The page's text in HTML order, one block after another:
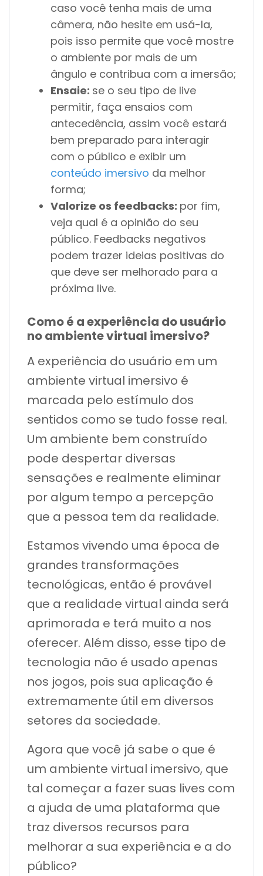
caso você tenha mais de uma
câmera, não hesite em usá-la,
pois isso permite que você mostre
o ambiente por mais de um
ângulo e contribua com a imersão;
Ensaie: se o seu tipo de live
permitir, faça ensaios com
antecedência, assim você estará
bem preparado para interagir
com o público e exibir um
conteúdo imersivo da melhor
forma;
Valorize os feedbacks: por fim,
veja qual é a opinião do seu
público. Feedbacks negativos
podem trazer ideias positivas do
que deve ser melhorado para a
próxima live.
Como é a experiência do usuário
no ambiente virtual imersivo?
A experiência do usuário em um
ambiente virtual imersivo é
marcada pelo estímulo dos
sentidos como se tudo fosse real.
Um ambiente bem construído
pode despertar diversas
sensações e realmente eliminar
por algum tempo a percepção
que a pessoa tem da realidade.
Estamos vivendo uma época de
grandes transformações
tecnológicas, então é provável
que a realidade virtual ainda será
aprimorada e terá muito a nos
oferecer. Além disso, esse tipo de
tecnologia não é usado apenas
nos jogos, pois sua aplicação é
extremamente útil em diversos
setores da sociedade.
Agora que você já sabe o que é
um ambiente virtual imersivo, que
tal começar a fazer suas lives com
a ajuda de uma plataforma que
traz diversos recursos para
melhorar a sua experiência e a do
público?